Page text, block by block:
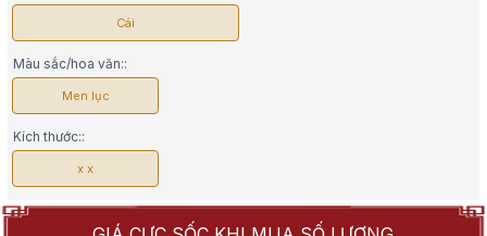
Cái
Màu sắc/hoa văn::
Men lục
Kích thước::
x x